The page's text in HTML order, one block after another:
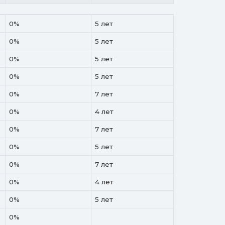
Аванс от Срок до
0% 5 лет
0% 5 лет
0% 5 лет
0% 5 лет
0% 7 лет
0% 4 лет
0% 7 лет
0% 5 лет
0% 7 лет
0% 4 лет
0% 5 лет
0%